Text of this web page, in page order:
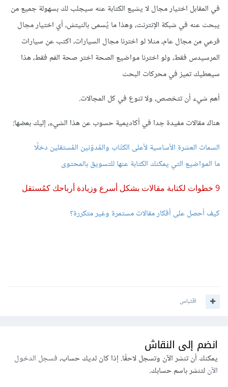
في المقابل اختيار مجال لا يشيع الكتابة عنه سيجلب لك بسهولة جميع من
يبحث عنه في شبكة الإنترنت، وهذا ما يُسمى بالنيتش، أي اختيار مجال
فرعي من مجال عام، مثلا لو اخترنا مجال السيارات، اكتب عن سيارات
المرسيدس فقط، ولو اخترنا مواضيع الصحة اختر صحة الفم فقط، هذا
سيعطيك تميز في محركات البحث
أهم شيء أن تتخصص، ولا تنوع في كل المجالات.
هناك مقالات مفيدة جدا في أكاديمية حسوب عن هذا الشيء، إليك بعضها:
السمات العشرة الأساسية لأعلى الكتّاب والمُدوّنين المُستقلين دخلًا
ما المواضيع التي يمكنك الكتابة عنها للتسويق بالمحتوى
9 خطوات لكتابة مقالات بشكل أسرع وزيادة أرباحك كمُستقل
كيف أحصل على أفكار مقالات مستمرة وغير متكررة؟
اقتباس
انضم إلى النقاش
يمكنك أن تنشر الآن وتسجل لاحقًا. إذا كان لديك حساب،فسجل الدخول
الآنلتنشر باسم حسابك.